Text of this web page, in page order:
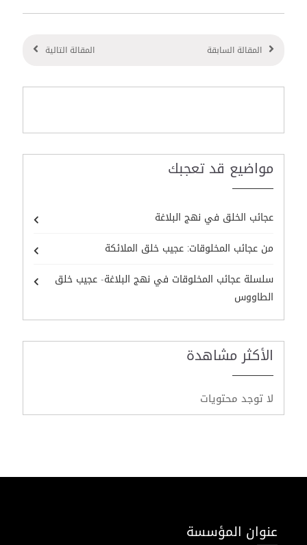
المقالة السابقة المقالة التالية
مواضيع قد تعجبك
عجائب الخلق في نهج البلاغة
من عجائب المخلوقات: عجيب خلق الملائكة
سلسلة عجائب المخلوقات في نهج البلاغة- عجيب خلق
الطاووس
الأكثر مشاهدة
لا توجد محتويات
عنوان المؤسسة